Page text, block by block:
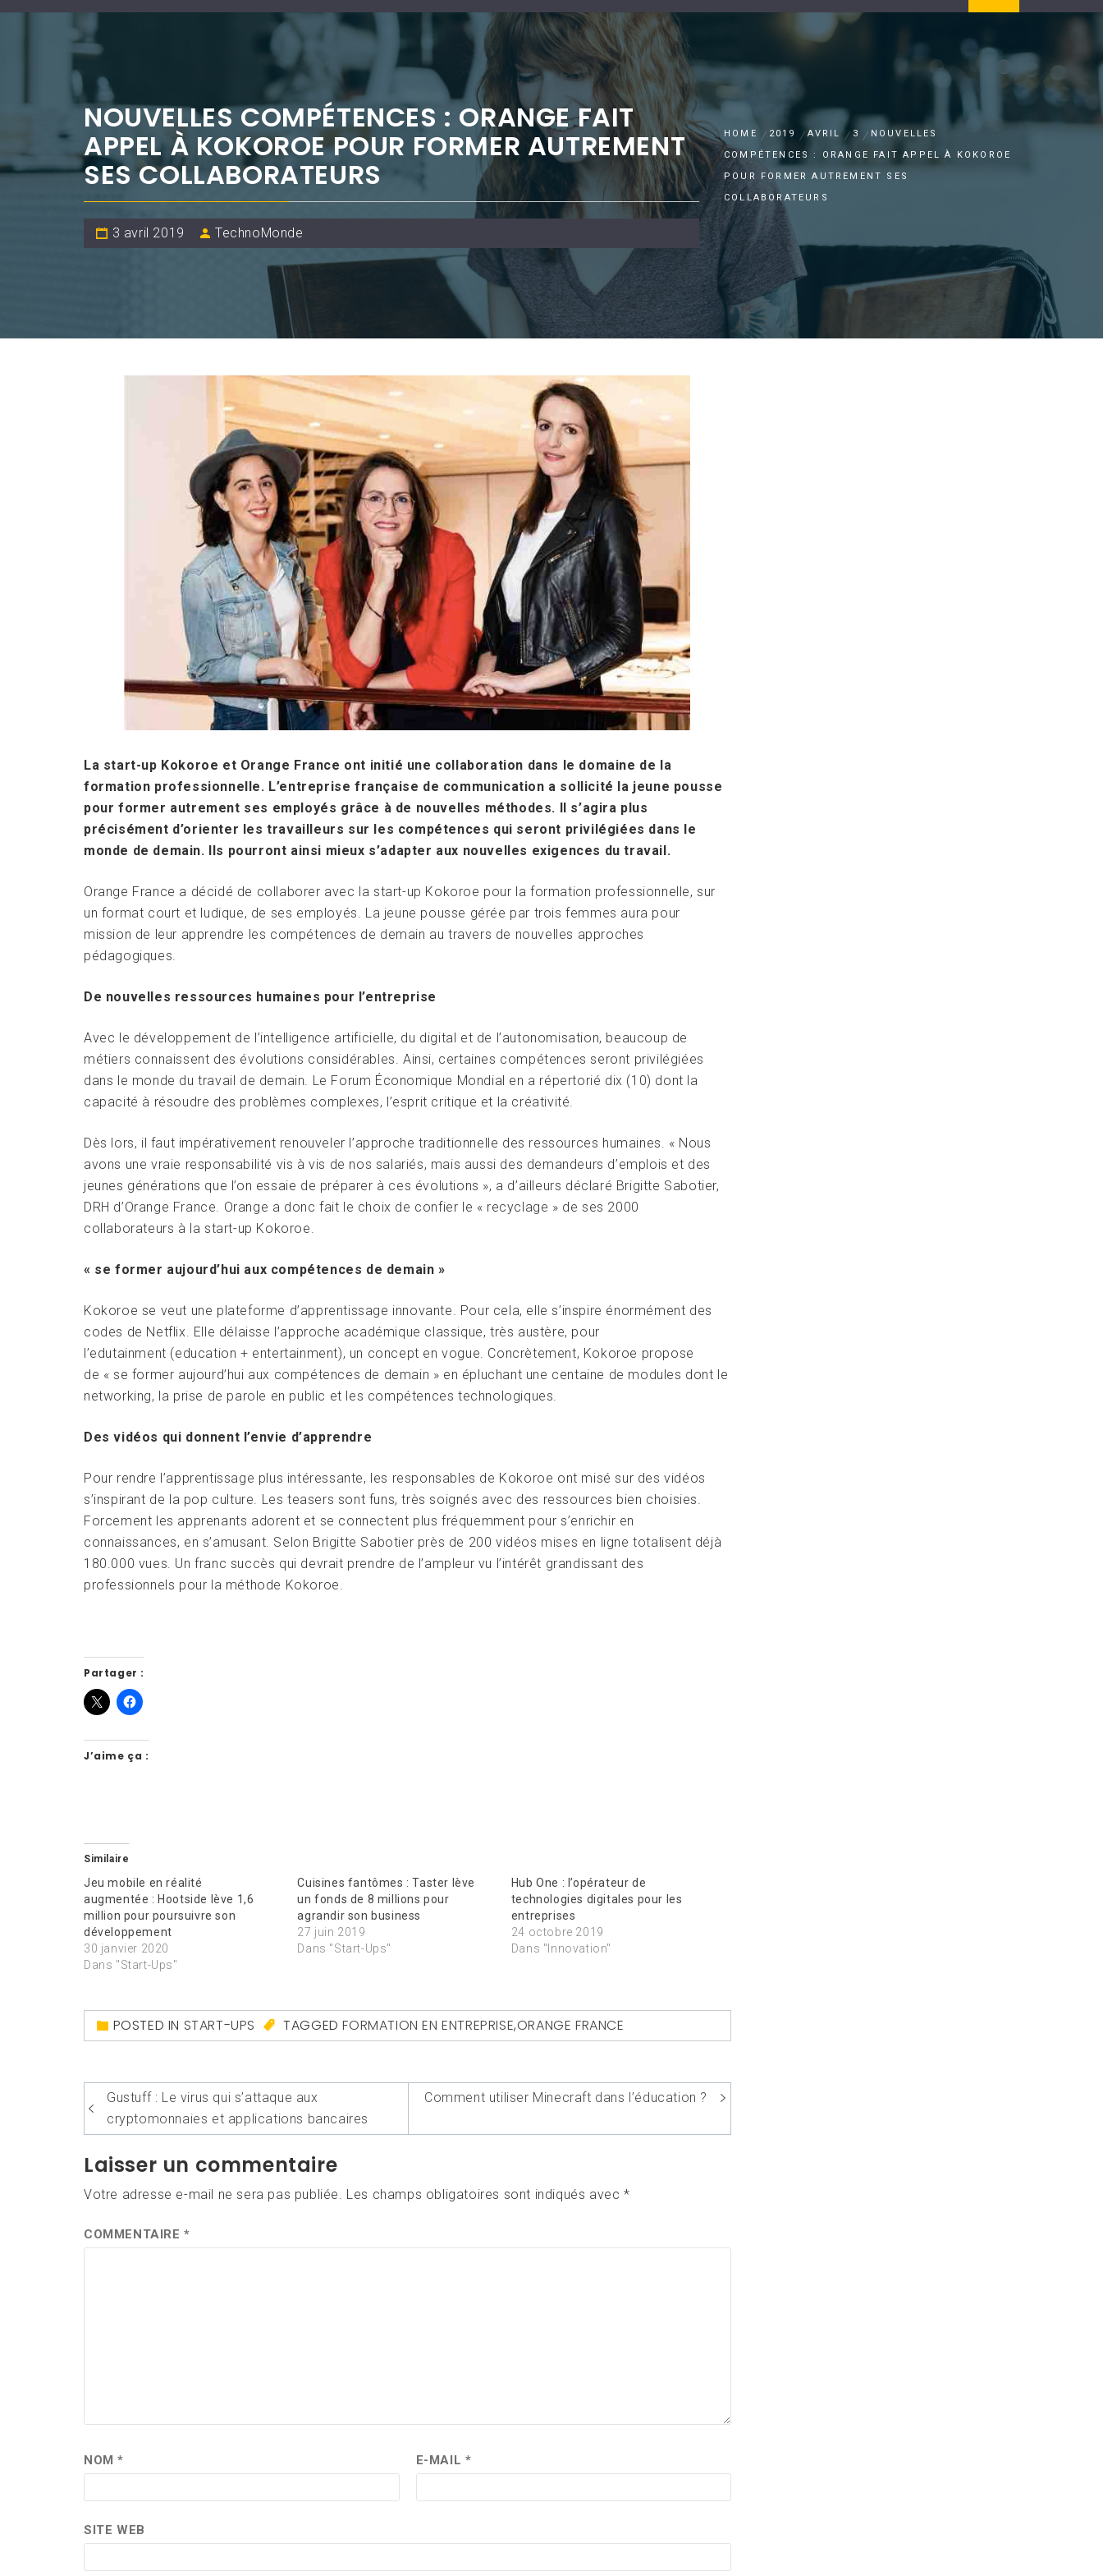
NOUVELLES COMPÉTENCES : ORANGE FAIT
APPEL À KOKOROE POUR FORMER AUTREMENT
SES COLLABORATEURS
3 avril 2019 TechnoMonde
HOME 2019 AVRIL 3
NOUVELLES
COMPÉTENCES : ORANGE FAIT APPEL À KOKOROE
POUR FORMER AUTREMENT SES
COLLABORATEURS
La start-up Kokoroe et Orange France ont initié une collaboration dans le domaine de la
formation professionnelle. L’entreprise française de communication a sollicité la jeune pousse
pour former autrement ses employés grâce à de nouvelles méthodes. Il s’agira plus
précisément d’orienter les travailleurs sur les compétences qui seront privilégiées dans le
monde de demain. Ils pourront ainsi mieux s’adapter aux nouvelles exigences du travail.
Orange France a décidé de collaborer avec la start-up Kokoroe pour la formation professionnelle, sur
un format court et ludique, de ses employés. La jeune pousse gérée par trois femmes aura pour
mission de leur apprendre les compétences de demain au travers de nouvelles approches
pédagogiques.
De nouvelles ressources humaines pour l’entreprise
Avec le développement de l’intelligence artificielle, du digital et de l’autonomisation, beaucoup de
métiers connaissent des évolutions considérables. Ainsi, certaines compétences seront privilégiées
dans le monde du travail de demain. Le Forum Économique Mondial en a répertorié dix (10) dont la
capacité à résoudre des problèmes complexes, l’esprit critique et la créativité.
Dès lors, il faut impérativement renouveler l’approche traditionnelle des ressources humaines. « Nous
avons une vraie responsabilité vis à vis de nos salariés, mais aussi des demandeurs d’emplois et des
jeunes générations que l’on essaie de préparer à ces évolutions », a d’ailleurs déclaré Brigitte Sabotier,
DRH d’Orange France. Orange a donc fait le choix de confier le « recyclage » de ses 2000
collaborateurs à la start-up Kokoroe.
« se former aujourd’hui aux compétences de demain »
Kokoroe se veut une plateforme d’apprentissage innovante. Pour cela, elle s’inspire énormément des
codes de Netflix. Elle délaisse l’approche académique classique, très austère, pour
l’edutainment (education + entertainment), un concept en vogue. Concrètement, Kokoroe propose
de « se former aujourd’hui aux compétences de demain » en épluchant une centaine de modules dont le
networking, la prise de parole en public et les compétences technologiques.
Des vidéos qui donnent l’envie d’apprendre
Pour rendre l’apprentissage plus intéressante, les responsables de Kokoroe ont misé sur des vidéos
s’inspirant de la pop culture. Les teasers sont funs, très soignés avec des ressources bien choisies.
Forcement les apprenants adorent et se connectent plus fréquemment pour s’enrichir en
connaissances, en s’amusant. Selon Brigitte Sabotier près de 200 vidéos mises en ligne totalisent déjà
180.000 vues. Un franc succès qui devrait prendre de l’ampleur vu l’intérêt grandissant des
professionnels pour la méthode Kokoroe.
Partager :
J’aime ça :
Similaire
Jeu mobile en réalité
augmentée : Hootside lève 1,6
million pour poursuivre son
développement
30 janvier 2020
Dans "Start-Ups"
Cuisines fantômes : Taster lève
un fonds de 8 millions pour
agrandir son business
27 juin 2019
Dans "Start-Ups"
Hub One : l’opérateur de
technologies digitales pour les
entreprises
24 octobre 2019
Dans "Innovation"
POSTED IN START-UPS TAGGEDFORMATION EN ENTREPRISE,ORANGE FRANCE
Navigation
de
l’article
Gustuff : Le virus qui s’attaque aux
cryptomonnaies et applications bancaires
Comment utiliser Minecraft dans l’éducation ?
Laisser un commentaire
Votre adresse e-mail ne sera pas publiée. Les champs obligatoires sont indiqués avec*
COMMENTAIRE*
NOM* E-MAIL *
SITE WEB